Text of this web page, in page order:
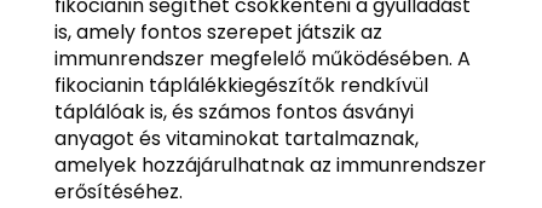
fikocianin segíthet csökkenteni a gyulladást
is, amely fontos szerepet játszik az
immunrendszer megfelelő működésében. A
fikocianin táplálékkiegészítők rendkívül
táplálóak is, és számos fontos ásványi
anyagot és vitaminokat tartalmaznak,
amelyek hozzájárulhatnak az immunrendszer
erősítéséhez.